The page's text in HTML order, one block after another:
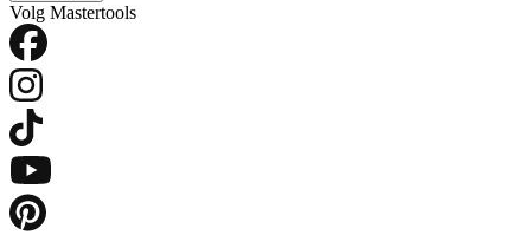
Volg Mastertools